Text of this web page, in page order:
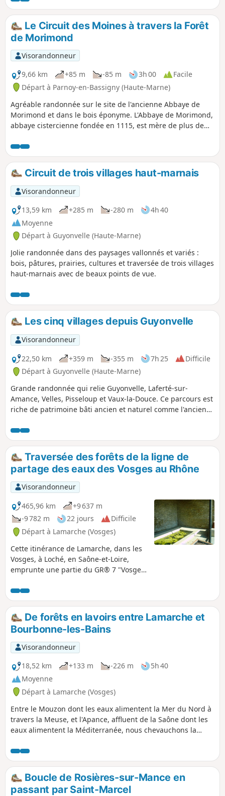
Le Circuit des Moines à travers la Forêt
de Morimond
Visorandonneur
9,66 km
+85 m -85 m 3h 00
Facile
Départ à Parnoy-en-Bassigny (Haute-Marne)
Agréable randonnée sur le site de l'ancienne Abbaye de
Morimond et dans le bois éponyme. L'Abbaye de Morimond,
abbaye cistercienne fondée en 1115, est mère de plus de
en Europe. Le parcours permet également de découvrir les
lacs de Morimond, ensemble de lacs artificiels créés par les
moines cisterciens et qui servaient à alimenter en eau les
différentes annexes de l'abbaye : jardins, moulins, scierie,
clouterie, ...
Circuit de trois villages haut-marnais
Visorandonneur
13,59 km
+285 m -280 m
4h 40
Moyenne
Départ à Guyonvelle (Haute-Marne)
Jolie randonnée dans des paysages vallonnés et variés :
bois, pâtures, prairies, cultures et traversée de trois villages
haut-marnais avec de beaux points de vue.
Les cinq villages depuis Guyonvelle
Visorandonneur
22,50 km
+359 m -355 m 7h 25
Difficile
Départ à Guyonvelle (Haute-Marne)
Grande randonnée qui relie Guyonvelle, Laferté-sur-
Amance, Velles, Pisseloup et Vaux-la-Douce. Ce parcours est
riche de patrimoine bâti ancien et naturel comme l'ancien
coteaux qui étaient autrefois autant de vignes, la vue
splendide sur la vallée de l'Amance jusqu'au plateau de
Langres, le lavoir circulaire de Velles et le château de
Pisseloup.
Traversée des forêts de la ligne de
partage des eaux des Vosges au Rhône
Visorandonneur
465,96 km
+9 637 m
-9 782 m
22 jours
Difficile
Départ à Lamarche (Vosges)
Cette itinérance de Lamarche, dans les
Vosges, à Loché, en Saône-et-Loire,
emprunte une partie du GR® 7 "Vosges
des eaux Atlantique/Méditérranée sur
plus de 1 500 kilomètres. Il s'agit
également d'un chemin de Saint-
Jacques emprunté par les pèlerins
Allemands. C'est un livre de géographie
ouvert sur les trois régions et les cinq
départements traversés, dont : - le Parc
National de Forêts, - les vignobles de
Côte d'Or, Côte Chalonnaise et
Mâconnais.
De forêts en lavoirs entre Lamarche et
Bourbonne-les-Bains
Visorandonneur
18,52 km
+133 m -226 m
5h 40
Moyenne
Départ à Lamarche (Vosges)
Entre le Mouzon dont les eaux alimentent la Mer du Nord à
travers la Meuse, et l'Apance, affluent de la Saône dont les
eaux alimentent la Méditerranée, nous chevauchons la
étape. Après la fraîcheur d'une hêtraie, nous découvrons
nos premiers lavoirs pour terminer devant les thermes de
Bourbonne-les-Bains.
Boucle de Rosières-sur-Mance en
passant par Saint-Marcel